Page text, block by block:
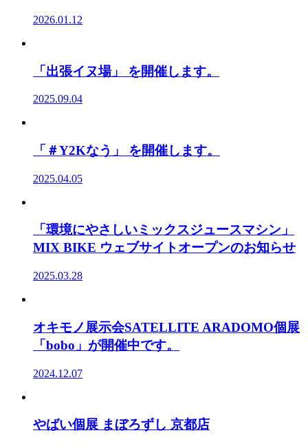
2026.01.12
「出張イヌ場」 を開催します。
2025.09.04
「＃Y2Kなう」 を開催します。
2025.04.05
「環境にやさしいミックスジュースマシン」
MIX BIKE ウェブサイトオープンのお知らせ
2025.03.28
オキモノ展示会SATELLITE ARADOMO個展
「bobo」が開催中です。
2024.12.07
やばい個展 まぼろずし 京都店